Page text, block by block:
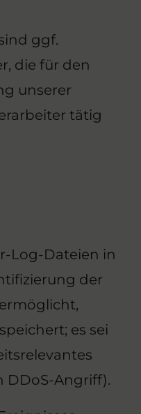
ggf.
die für den
unserer
tätig
Log-Dateien in
der
es sei
DDoS-Angriff).